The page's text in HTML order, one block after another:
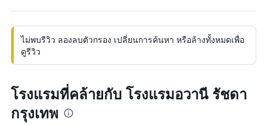
ไม่พบรีวิว ลองลบตัวกรอง เปลี่ยนการค้นหา หรือล้างทั้งหมดเพื่อ
ดูรีวิว
โรงแรมที่คล้ายกับ โรงแรมอวานี รัชดา
กรุงเทพ